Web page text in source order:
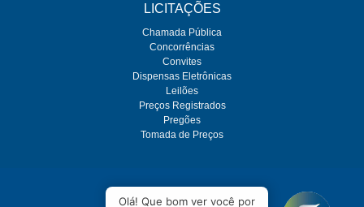
LICITAÇÕES
Chamada Pública
Concorrências
Convites
Dispensas Eletrônicas
Leilões
Preços Registrados
Pregões
Tomada de Preços
Olá! Que bom ver você por